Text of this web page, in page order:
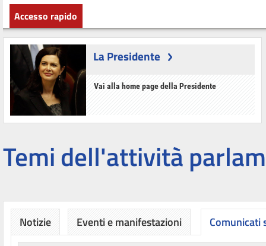
Accesso rapido
La Presidente
Vai alla home page della Presidente
Temi dell'attività
Notizie Eventi e manifestazioni Comunicati